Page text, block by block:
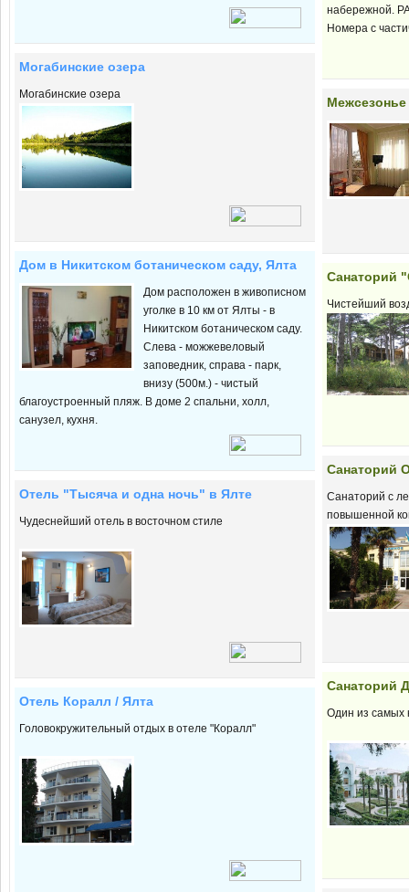
Могабинские озера
Могабинские озера
Дом в Никитском ботаническом саду, Ялта
Дом расположен в живописном
уголке в 10 км от Ялты - в
Никитском ботаническом саду.
Слева - можжевеловый
заповедник, справа - парк,
внизу (500м.) - чистый
благоустроенный пляж. В доме 2 спальни, холл,
санузел, кухня.
Отель "Тысяча и одна ночь" в Ялте
Чудеснейший отель в восточном стиле
Отель Коралл / Ялта
Головокружительный отдых в отеле "Коралл"
набережной.
Номера с
Санаторий
Чистейший
Cанаторий
Санаторий с
повышенной
Cанаторий
Один из самых